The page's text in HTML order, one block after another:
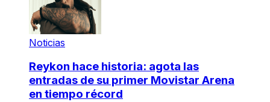
Noticias
Reykon hace historia: agota las
entradas de su primer Movistar Arena
en tiempo récord